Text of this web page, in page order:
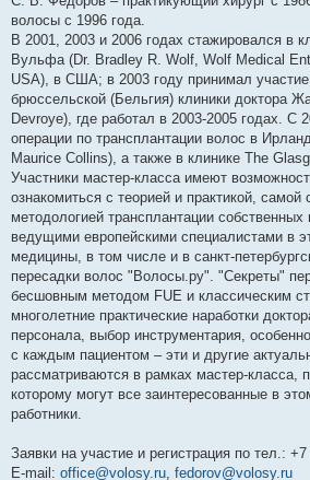
волосы с 1996 года.
В 2001, 2003 и 2006 годах стажировался в
Вульфа (Dr. Bradley R. Wolf, Wolf Medical
USA), в США; в 2003 году принимал участие
брюссельской (Бельгия) клиники доктора
Devroye), где работал в 2003-2005 годах. С
операции по трансплантации волос в
Maurice Collins), а также в клинике The
Участники мастер-класса имеют
ознакомиться с теорией и практикой, самой
методологией трансплантации
ведущими европейскими специалистами в
медицины, в том числе и в санкт-
пересадки волос "Волосы.ру". "Секреты"
бесшовным методом FUE и классическим
многолетние практические наработки
персонала, выбор инструментария,
с каждым пациентом – эти и другие
рассматриваются в рамках мастер-класса,
которому могут все заинтересованные в
работники.
Заявки на участие и регистрация по тел.:
E-mail: office@volosy.ru, fedorov@volosy.ru